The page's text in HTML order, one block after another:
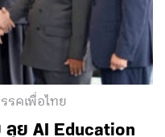
รคเพื่อไทย
ย AI Education